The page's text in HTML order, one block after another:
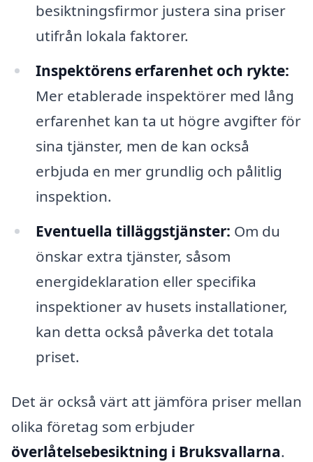
besiktningsfirmor justera sina priser
utifrån lokala faktorer.
Inspektörens erfarenhet och rykte:
Mer etablerade inspektörer med lång
erfarenhet kan ta ut högre avgifter för
sina tjänster, men de kan också
erbjuda en mer grundlig och pålitlig
inspektion.
Eventuella tilläggstjänster: Om du
önskar extra tjänster, såsom
energideklaration eller specifika
inspektioner av husets installationer,
kan detta också påverka det totala
priset.
Det är också värt att jämföra priser mellan
olika företag som erbjuder
överlåtelsebesiktning i Bruksvallarna.